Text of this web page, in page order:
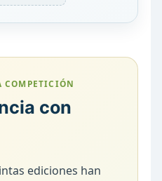
COMPETICIÓN
con
ediciones han